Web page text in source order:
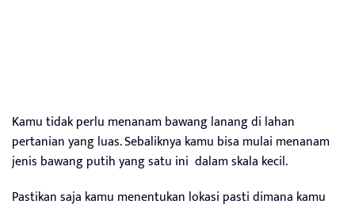
Kamu tidak perlu menanam bawang lanang di lahan
pertanian yang luas. Sebaliknya kamu bisa mulai menanam
jenis bawang putih yang satu ini dalam skala kecil.
Pastikan saja kamu menentukan lokasi pasti dimana kamu